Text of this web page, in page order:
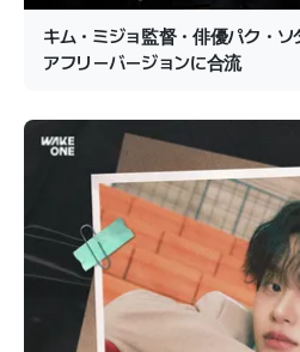
キム・ミジョ監督・俳優パク・ソ
アフリーバージョンに合流